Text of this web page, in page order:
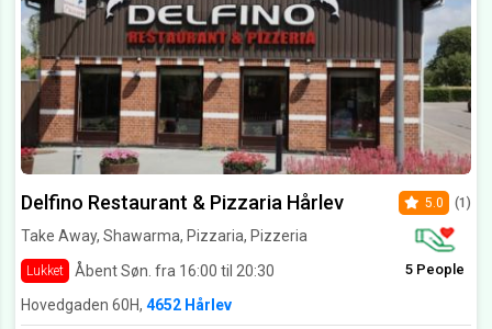
Delfino Restaurant & Pizzaria Hårlev
Take Away, Shawarma, Pizzaria, Pizzeria
Lukket Åbent Søn. fra 16:00 til 20:30
5.0 (1)
5 People
Hovedgaden 60H, 4652 Hårlev